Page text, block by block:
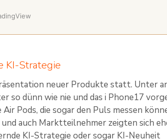
KI-Strategie
neuer Produkte statt. Unter
so dünn wie nie und das i Phone17
Pods, die sogar den Puls messen
auch Marktteilnehmer zeigten sich
KI-Strategie oder sogar KI-Neuheit